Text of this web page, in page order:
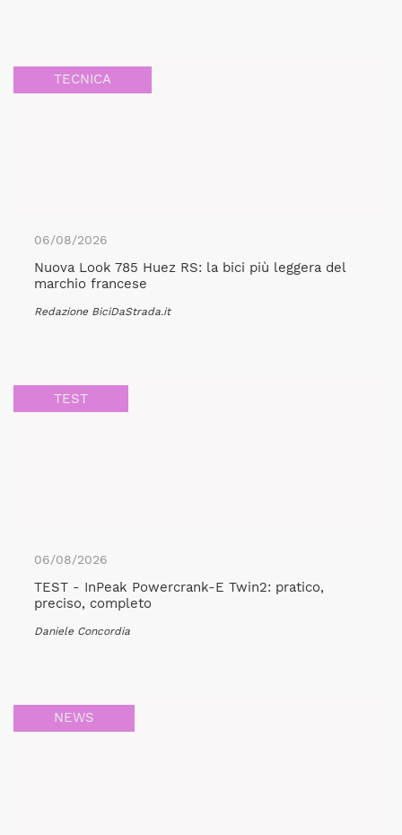
TECNICA
06/08/2026
Nuova Look 785 Huez RS: la bici più leggera del
marchio francese
Redazione BiciDaStrada.it
TEST
06/08/2026
TEST - InPeak Powercrank-E Twin2: pratico,
preciso, completo
Daniele Concordia
NEWS